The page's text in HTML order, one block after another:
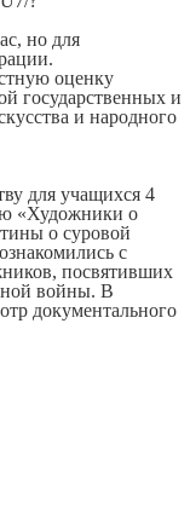
но для
оценку
государственных и
и народного
для учащихся 4
«Художники о
о суровой
с
посвятивших
войны. В
документального